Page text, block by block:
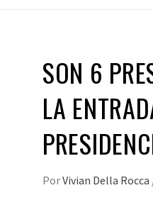
SON 6
LA
PorVivian Della Rocca